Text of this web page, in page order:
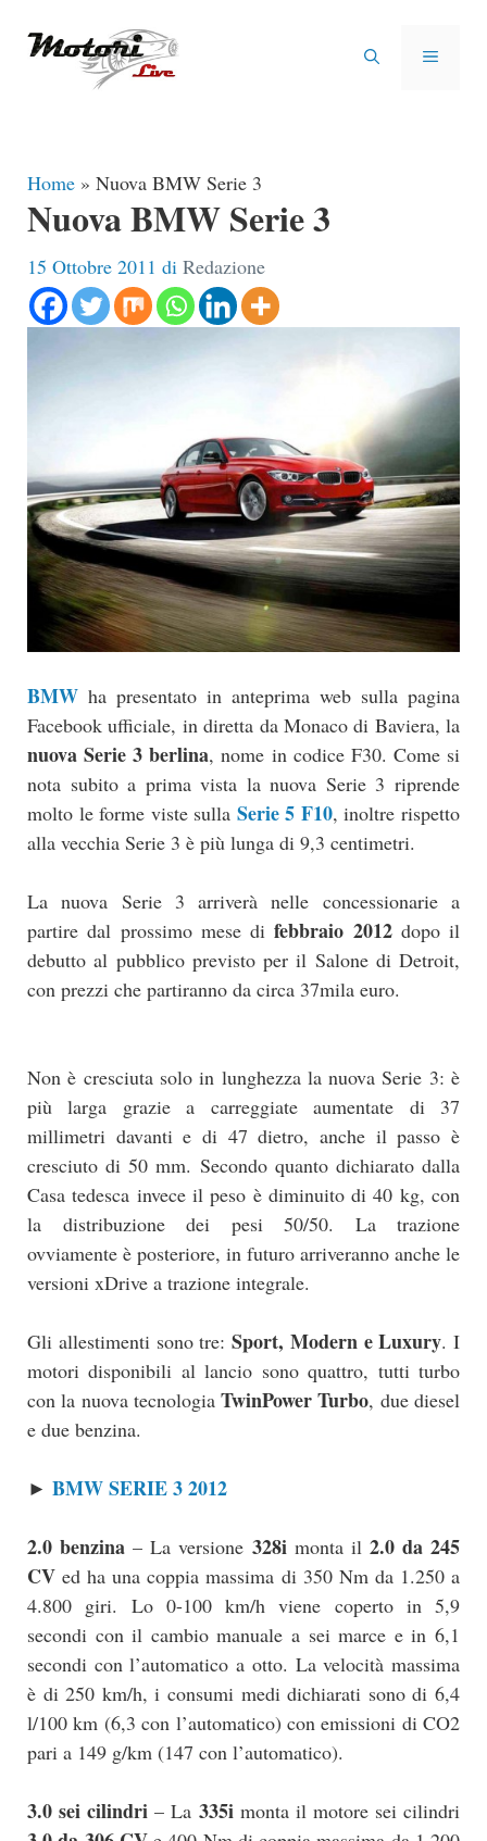
MENU
Home » Nuova BMW Serie 3
Nuova BMW Serie 3
15 Ottobre 2011 di Redazione
BMW ha presentato in anteprima web sulla pagina
Facebook ufficiale, in diretta da Monaco di Baviera, la
nuova Serie 3 berlina, nome in codice F30. Come si
nota subito a prima vista la nuova Serie 3 riprende
molto le forme viste sulla Serie 5 F10, inoltre rispetto
alla vecchia Serie 3 è più lunga di 9,3 centimetri.
La nuova Serie 3 arriverà nelle concessionarie a
partire dal prossimo mese difebbraio 2012dopo il
debutto al pubblico previsto per il Salone di Detroit,
con prezzi che partiranno da circa 37mila euro.
Non è cresciuta solo in lunghezza la nuova Serie 3: è
più larga grazie a carreggiate aumentate di 37
millimetri davanti e di 47 dietro, anche il passo è
cresciuto di 50 mm. Secondo quanto dichiarato dalla
Casa tedesca invece il peso è diminuito di 40 kg, con
la distribuzione dei pesi 50/50. La trazione
ovviamente è posteriore, in futuro arriveranno anche le
versioni xDrive a trazione integrale.
Gli allestimenti sono tre: Sport, Modern e Luxury. I
motori disponibili al lancio sono quattro, tutti turbo
con la nuova tecnologiaTwinPower Turbo, due diesel
e due benzina.
► BMW SERIE 3 2012
2.0 benzina – La versione 328imonta il 2.0 da 245
CV ed ha una coppia massima di 350 Nm da 1.250 a
4.800 giri. Lo 0-100 km/h viene coperto in 5,9
secondi con il cambio manuale a sei marce e in 6,1
secondi con l’automatico a otto. La velocità massima
è di 250 km/h, i consumi medi dichiarati sono di 6,4
l/100 km (6,3 con l’automatico) con emissioni di CO2
pari a 149 g/km (147 con l’automatico).
3.0 sei cilindri – La 335imonta il motore sei cilindri